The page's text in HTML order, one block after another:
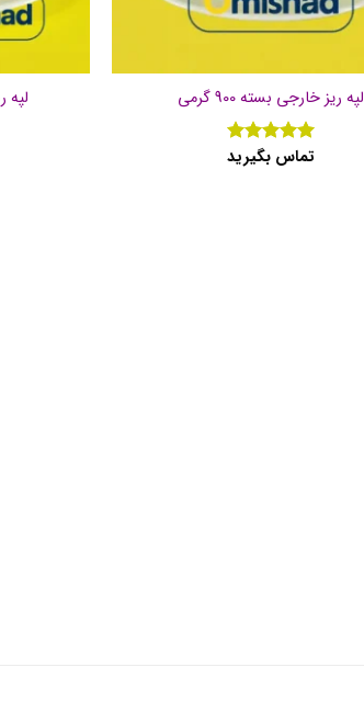
لپه ریز خارجی بسته 900 گرمی
نمره 5از
تماس بگیرید
لپه